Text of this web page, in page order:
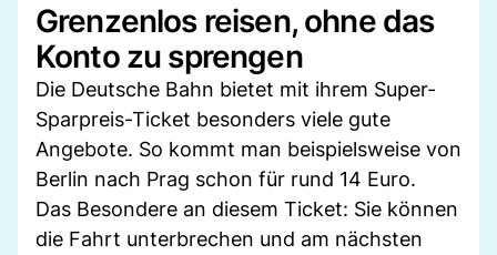
Grenzenlos reisen, ohne das
Konto zu sprengen
Die Deutsche Bahn bietet mit ihrem Super-
Sparpreis-Ticket besonders viele gute
Angebote. So kommt man beispielsweise von
Berlin nach Prag schon für rund 14 Euro.
Das Besondere an diesem Ticket: Sie können
die Fahrt unterbrechen und am nächsten